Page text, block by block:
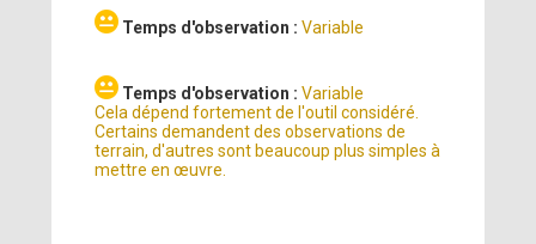
Temps d'observation :Variable
Temps d'observation :Variable
Cela dépend fortement de l'outil considéré.
Certains demandent des observations de
terrain, d'autres sont beaucoup plus simples à
mettre en œuvre.